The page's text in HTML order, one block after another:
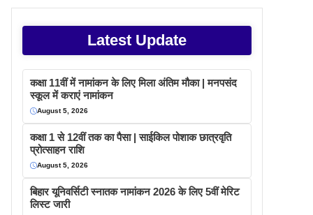
Latest Update
कक्षा 11वीं में नामांकन के लिए मिला अंतिम मौका | मनपसंद
स्कूल में कराएं नामांकन
August 5, 2026
कक्षा 1 से 12वीं तक का पैसा | साईकिल पोशाक छात्रवृति
प्रोत्साहन राशि
August 5, 2026
बिहार यूनिवर्सिटी स्नातक नामांकन 2026 के लिए 5वीं मेरिट
लिस्ट जारी